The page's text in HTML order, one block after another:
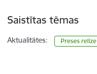
Saistītas tēmas
Aktualitātes: Preses relīze